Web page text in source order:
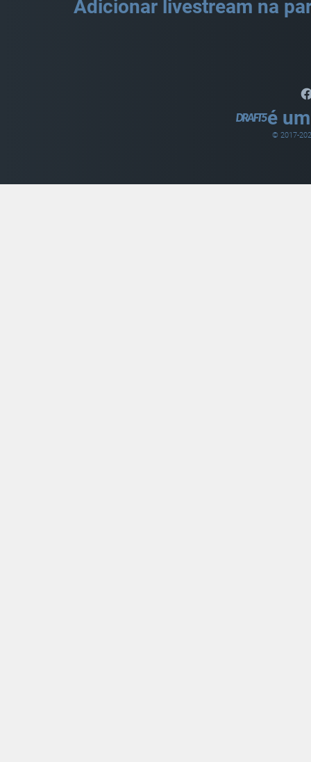
Adicionar livestream na
é
© 2017-